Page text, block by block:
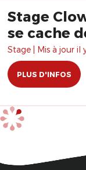
Stage
se cache
Stage | Mis à jour il
PLUS D'INFOS